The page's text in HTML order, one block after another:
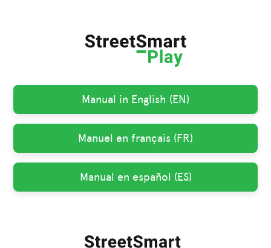
Manual in English (EN)
Manuel en français (FR)
Manual en español (ES)